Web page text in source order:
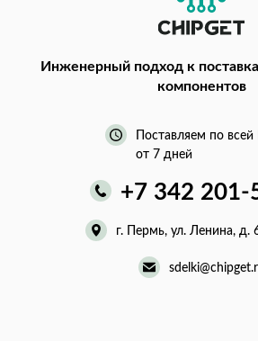
Инженерный подход к
компонентов
Поставляем по всей
от 7 дней
+7 342 201-
г. Пермь, ул. Ленина, д.